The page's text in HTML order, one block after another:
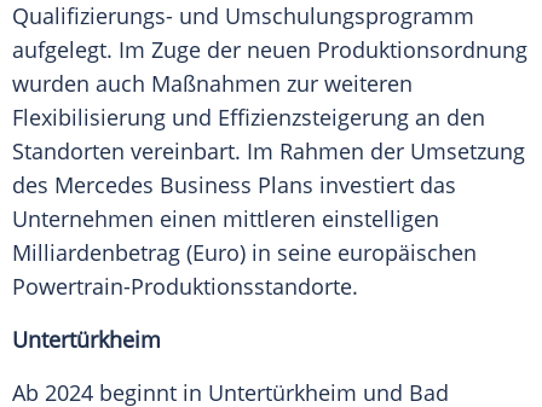
Qualifizierungs- und Umschulungsprogramm
aufgelegt. Im Zuge der neuen Produktionsordnung
wurden auch Maßnahmen zur weiteren
Flexibilisierung und Effizienzsteigerung an den
Standorten vereinbart. Im Rahmen der Umsetzung
des Mercedes Business Plans investiert das
Unternehmen einen mittleren einstelligen
Milliardenbetrag (Euro) in seine europäischen
Powertrain-Produktionsstandorte.
Untertürkheim
Ab 2024 beginnt in Untertürkheim und Bad